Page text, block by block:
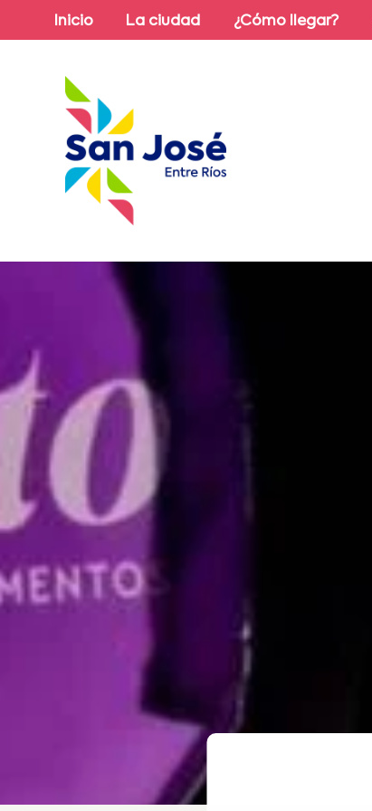
Inicio La ciudad ¿Cómo llegar?